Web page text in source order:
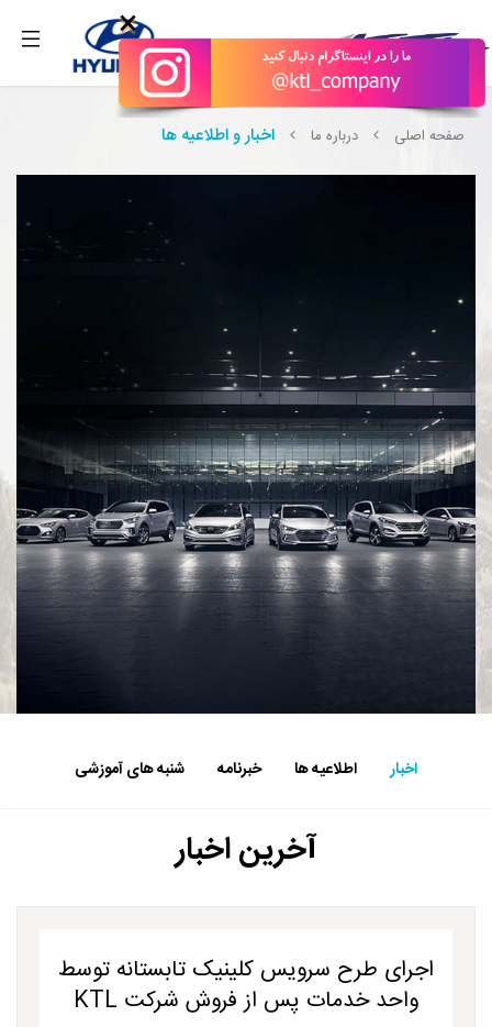
×
صفحه اصلی درباره ما اخبار و اطلاعیه ها
اخبار اطلاعیه ها خبرنامه شنبه های آموزشی
آخرین اخبار
اجرای طرح سرویس کلینیک تابستانه توسط
واحد خدمات پس از فروش شرکت KTL